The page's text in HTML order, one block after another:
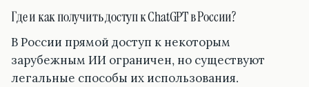
Где и как получить доступ к ChatGPT в России?
В России прямой доступ к некоторым
зарубежным ИИ ограничен, но существуют
легальные способы их использования.